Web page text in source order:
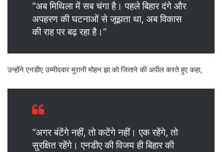
“अब मिथिला में सब चंगा है। पहले बिहार दंगे और
अपहरण की घटनाओं से जूझता था, अब विकास
की राह पर बढ़ रहा है।”
उन्होंने एनडीए उम्मीदवार मुरानी मोहन झा को जिताने की अपील करते हुए कहा,
“अगर बंटेंगे नहीं, तो कटेंगे नहीं। एक रहेंगे, तो
सुरक्षित रहेंगे। एनडीए की विजय ही बिहार की